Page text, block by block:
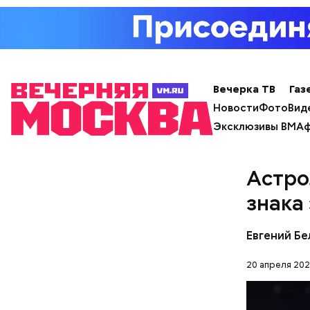
Вечерка ТВ
НовостиФото
Эксклюзивы ВМ
Евгений
20 апреля
тушеном,
отдать
—